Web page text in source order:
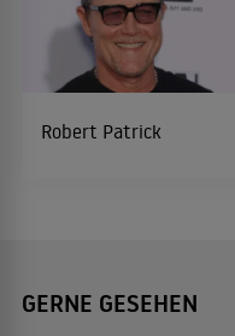
Robert Patrick
GERNE GESEHEN